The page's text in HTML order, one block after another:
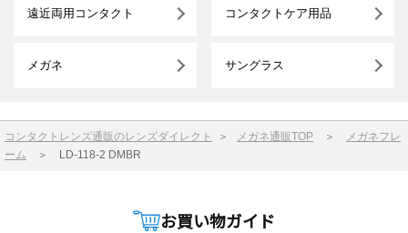
遠近両用コンタクト コンタクトケア用品
メガネ サングラス
コンタクトレンズ通販のレンズダイレクト ＞ メガネ通販TOP ＞
メガネフレ
ーム ＞ LD-118-2 DMBR
お買い物ガイド